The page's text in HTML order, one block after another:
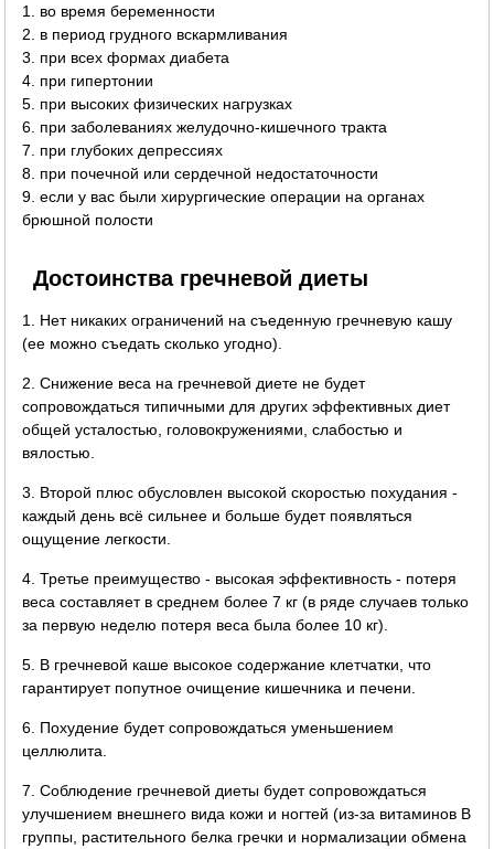
1. во время беременности
2. в период грудного вскармливания
3. при всех формах диабета
4. при гипертонии
5. при высоких физических нагрузках
6. при заболеваниях желудочно-кишечного тракта
7. при глубоких депрессиях
8. при почечной или сердечной недостаточности
9. если у вас были хирургические операции на органах
брюшной полости
Достоинства гречневой диеты
1. Нет никаких ограничений на съеденную гречневую кашу
(ее можно съедать сколько угодно).
2. Снижение веса на гречневой диете не будет
сопровождаться типичными для других эффективных диет
общей усталостью, головокружениями, слабостью и
вялостью.
3. Второй плюс обусловлен высокой скоростью похудания -
каждый день всё сильнее и больше будет появляться
ощущение легкости.
4. Третье преимущество - высокая эффективность - потеря
веса составляет в среднем более 7 кг (в ряде случаев только
за первую неделю потеря веса была более 10 кг).
5. В гречневой каше высокое содержание клетчатки, что
гарантирует попутное очищение кишечника и печени.
6. Похудение будет сопровождаться уменьшением
целлюлита.
7. Соблюдение гречневой диеты будет сопровождаться
улучшением внешнего вида кожи и ногтей (из-за витаминов B
группы, растительного белка гречки и нормализации обмена